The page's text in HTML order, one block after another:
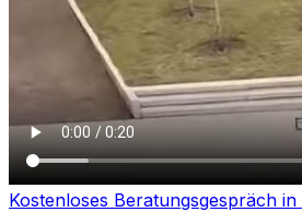
Kostenloses Beratungsgespräch in